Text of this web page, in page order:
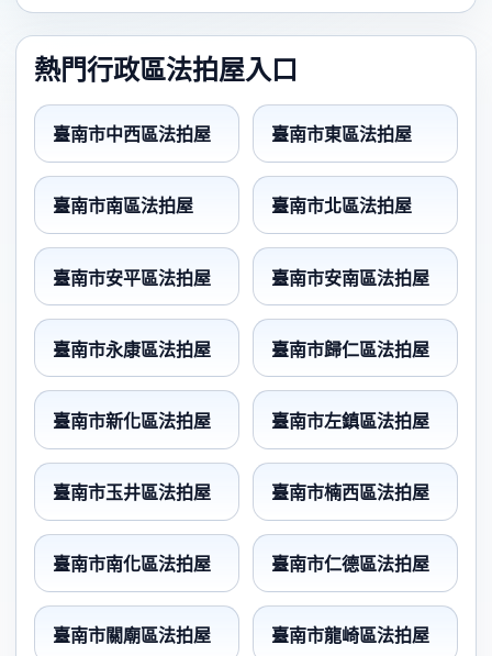
熱門行政區法拍屋入口
臺南市中西區法拍屋 臺南市東區法拍屋
臺南市南區法拍屋 臺南市北區法拍屋
臺南市安平區法拍屋 臺南市安南區法拍屋
臺南市永康區法拍屋 臺南市歸仁區法拍屋
臺南市新化區法拍屋 臺南市左鎮區法拍屋
臺南市玉井區法拍屋 臺南市楠西區法拍屋
臺南市南化區法拍屋 臺南市仁德區法拍屋
臺南市關廟區法拍屋 臺南市龍崎區法拍屋